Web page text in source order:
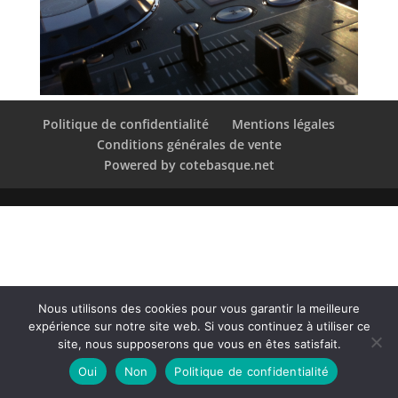
Politique de confidentialité
Mentions légales
Conditions générales de vente
Powered by cotebasque.net
Nous utilisons des cookies pour vous garantir la meilleure
expérience sur notre site web. Si vous continuez à utiliser ce
site, nous supposerons que vous en êtes satisfait.
Oui
Non Politique de confidentialité